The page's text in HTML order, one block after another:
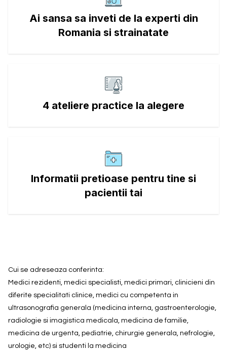
Ai sansa sa inveti de la experti din
Romania si strainatate
4 ateliere practice la alegere
Informatii pretioase pentru tine si
pacientii tai
Cui se adreseaza conferinta:
Medici rezidenti, medici specialisti, medici primari, clinicieni din
diferite specialitati clinice, medici cu competenta in
ultrasonografia generala (medicina interna, gastroenterologie,
radiologie si imagistica medicala, medicina de familie,
medicina de urgenta, pediatrie, chirurgie generala, nefrologie,
urologie, etc) si studenti la medicina